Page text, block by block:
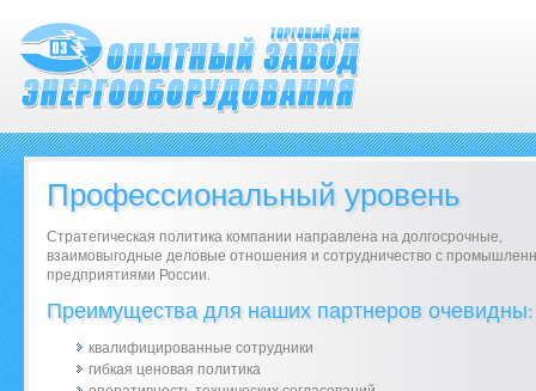
Профессиональный уровень
Стратегическая политика компании направлена на долгосрочные,
взаимовыгодные деловые отношения и сотрудничество с
предприятиями России.
Преимущества для наших партнеров очевидны:
квалифицированные сотрудники
гибкая ценовая политика